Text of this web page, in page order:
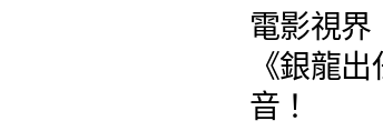
電影視界
《銀龍
音！